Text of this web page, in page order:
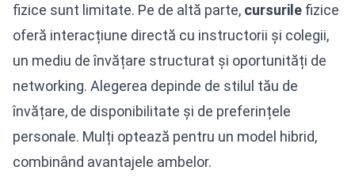
fizice sunt limitate. Pe de altă parte, cursurile fizice
oferă interacțiune directă cu instructorii și colegii,
un mediu de învățare structurat și oportunități de
networking. Alegerea depinde de stilul tău de
învățare, de disponibilitate și de preferințele
personale. Mulți optează pentru un model hibrid,
combinând avantajele ambelor.